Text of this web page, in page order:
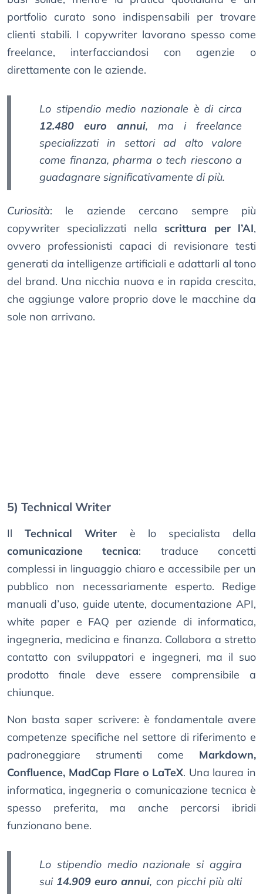
portfolio curato sono indispensabili per trovare
clienti stabili. I copywriter lavorano spesso come
freelance, interfacciandosi con agenzie o
direttamente con le aziende.
Lo stipendio medio nazionale è di circa
12.480 euro annui, ma i freelance
specializzati in settori ad alto valore
come finanza, pharma o tech riescono a
guadagnare significativamente di più.
Curiosità: le aziende cercano sempre più
copywriter specializzati nella scrittura per l’AI,
ovvero professionisti capaci di revisionare testi
generati da intelligenze artificiali e adattarli al tono
del brand. Una nicchia nuova e in rapida crescita,
che aggiunge valore proprio dove le macchine da
sole non arrivano.
5) Technical Writer
IlTechnical Writer è lo specialista della
comunicazione tecnica: traduce concetti
complessi in linguaggio chiaro e accessibile per un
pubblico non necessariamente esperto. Redige
manuali d’uso, guide utente, documentazione API,
white paper e FAQ per aziende di informatica,
ingegneria, medicina e finanza. Collabora a stretto
contatto con sviluppatori e ingegneri, ma il suo
prodotto finale deve essere comprensibile a
chiunque.
Non basta saper scrivere: è fondamentale avere
competenze specifiche nel settore di riferimento e
padroneggiare strumenti come Markdown,
Confluence, MadCap Flare o LaTeX. Una laurea in
informatica, ingegneria o comunicazione tecnica è
spesso preferita, ma anche percorsi ibridi
funzionano bene.
Lo stipendio medio nazionale si aggira
sui 14.909 euro annui, con picchi più alti